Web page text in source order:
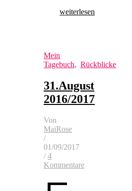
weiterlesen
Mein
Tagebuch, Rückblicke
31.August
2016/2017
Von
MaiRose
/
01/09/2017
/ 4
Kommentare